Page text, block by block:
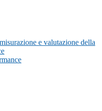
e valutazione della